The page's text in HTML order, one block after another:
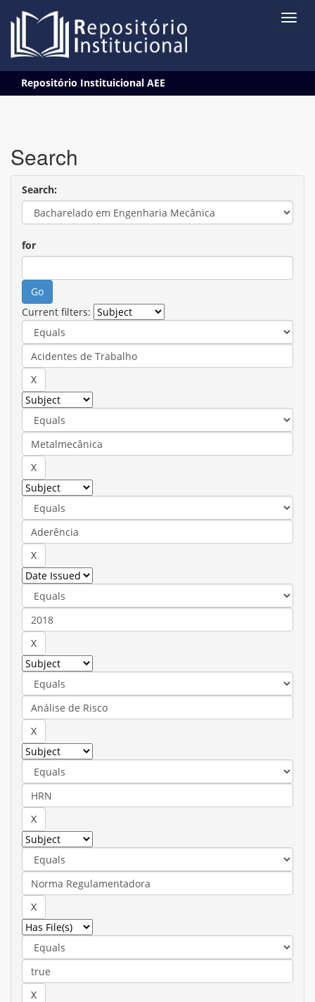
navigation
Repositório Instituicional AEE
Search
Search:
for
Current filters: